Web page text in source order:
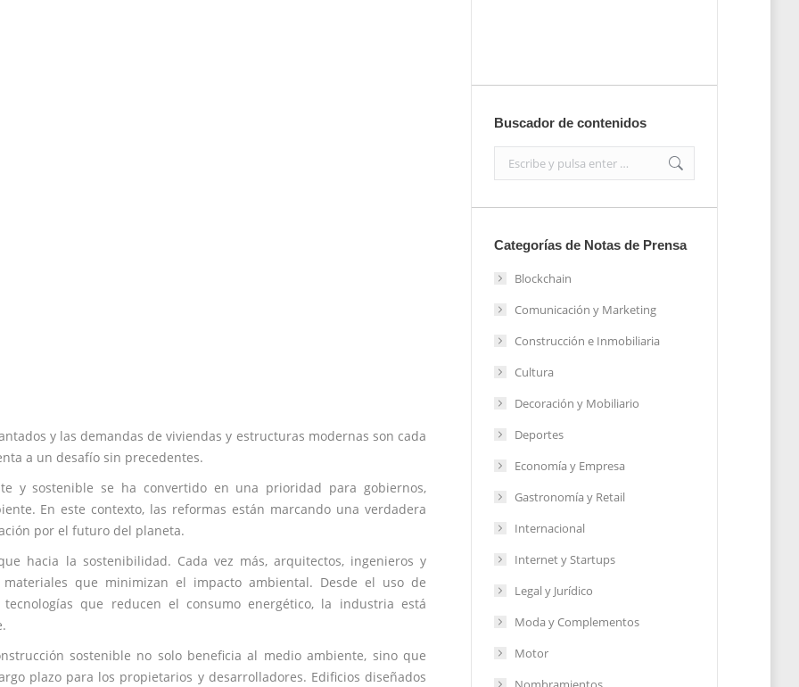
y las demandas de viviendas y estructuras modernas son cada
a un desafío sin precedentes.
y sostenible se ha convertido en una prioridad para gobiernos,
En este contexto, las reformas están marcando una verdadera
por el futuro del planeta.
hacia la sostenibilidad. Cada vez más, arquitectos, ingenieros y
que minimizan el impacto ambiental. Desde el uso de
que reducen el consumo energético, la industria está
sostenible no solo beneficia al medio ambiente, sino que
plazo para los propietarios y desarrolladores. Edificios diseñados
Buscador de contenidos
Categorías de Notas de Prensa
Blockchain
Comunicación y Marketing
Construcción e Inmobiliaria
Cultura
Decoración y Mobiliario
Deportes
Economía y Empresa
Gastronomía y Retail
Internacional
Internet y Startups
Legal y Jurídico
Moda y Complementos
Motor